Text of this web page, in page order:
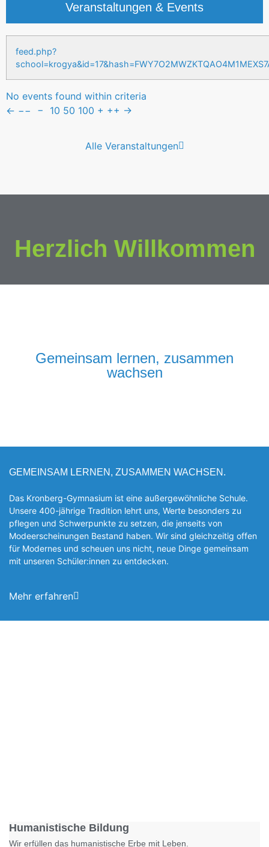
Veranstaltungen & Events
feed.php?
No events found within criteria
← −− − 10 50 100 + ++ →
Alle Veranstaltungen
Herzlich Willkommen
Gemeinsam lernen, zusammen
wachsen
GEMEINSAM LERNEN, ZUSAMMEN WACHSEN.
Das Kronberg-Gymnasium ist eine außergewöhnliche Schule.
Unsere 400-jährige Tradition lehrt uns, Werte besonders zu
pflegen und Schwerpunkte zu setzen, die jen­seits von
Modeerscheinungen Be­stand haben. Wir sind gleichzeitig offen
für Modernes und scheuen uns nicht, neue Dinge gemeinsam
mit unseren Schüler:innen zu entde­cken.
Mehr erfahren
Humanistische Bildung
Wir erfüllen das humanistische Erbe mit Leben.